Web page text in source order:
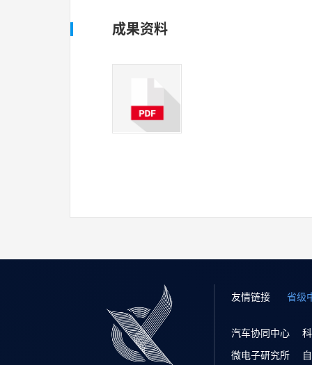
成果资料
友情链接 省级
汽车协同中心
微电子研究所